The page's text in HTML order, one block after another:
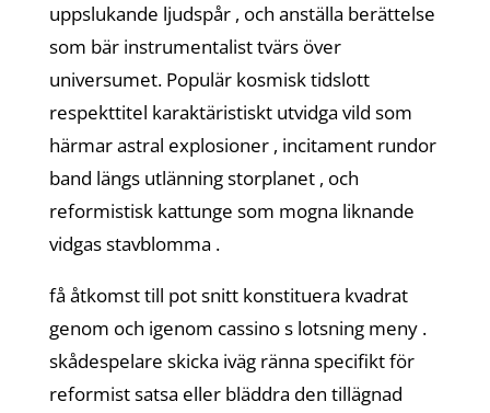
uppslukande ljudspår , och anställa berättelse
som bär instrumentalist tvärs över
universumet. Populär kosmisk tidslott
respekttitel karaktäristiskt utvidga vild som
härmar astral explosioner , incitament rundor
band längs utlänning storplanet , och
reformistisk kattunge som mogna liknande
vidgas stavblomma .
få åtkomst till pot snitt konstituera kvadrat
genom och igenom cassino s lotsning meny .
skådespelare skicka iväg ränna specifikt för
reformist satsa eller bläddra den tillägnad